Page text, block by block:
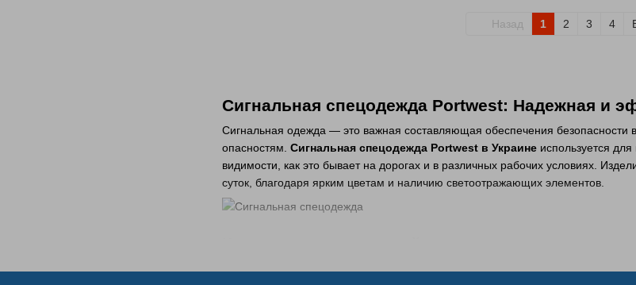
Сигнальная спецодежда Portwest: Надежная и
Сигнальная одежда — это важная составляющая обеспечения безопасности
опасностям. Сигнальная спецодежда Portwest в Украине используется
видимости, как это бывает на дорогах и в различных рабочих условиях.
суток, благодаря ярким цветам и наличию светоотражающих элементов.
Назад 1 2 3 4